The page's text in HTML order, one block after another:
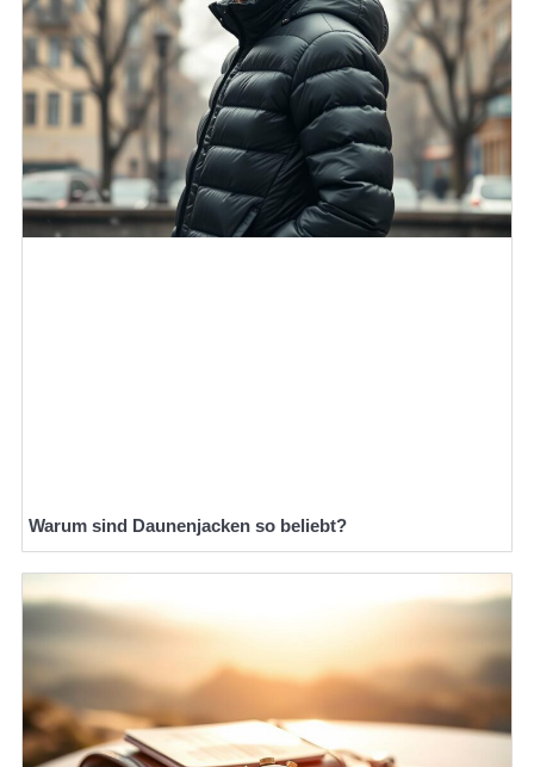
Warum sind Daunenjacken so beliebt?